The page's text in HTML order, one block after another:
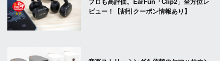
ビュー！【割引クーポン情報あり】